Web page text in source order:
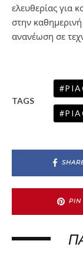
ελευθερίας για
στην
ανανέωση σε
TAGS
PIN